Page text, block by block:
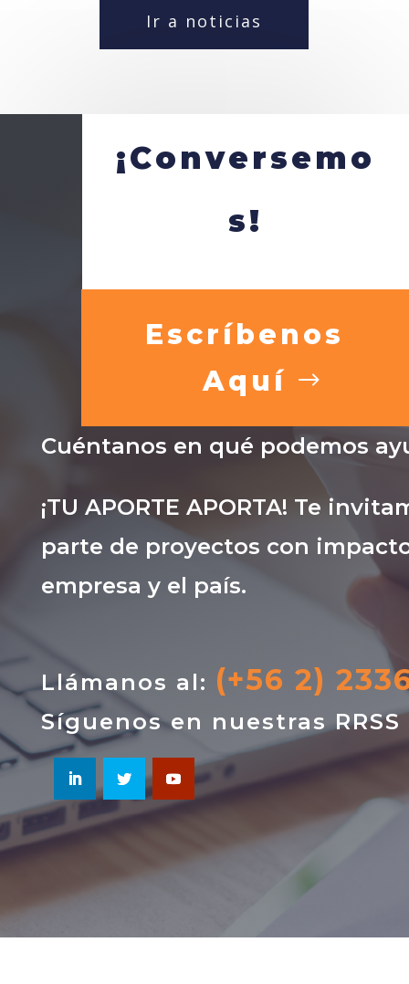
Ir a noticias
¡Conversemo
s!
Escríbenos
Aquí
Cuéntanos en qué podemos
¡TU APORTE APORTA! Te
parte de proyectos con
empresa y el país.
Llámanos al: (+56 2)
Síguenos en nuestras RRSS